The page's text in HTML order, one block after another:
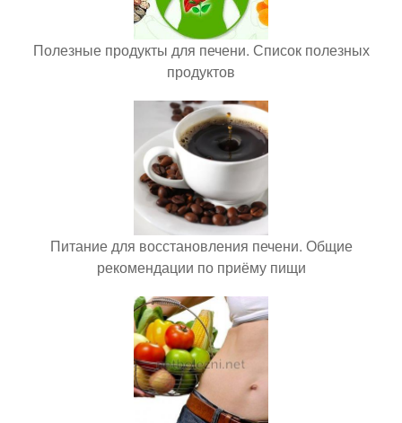
Полезные продукты для печени. Список полезных
продуктов
Питание для восстановления печени. Общие
рекомендации по приёму пищи